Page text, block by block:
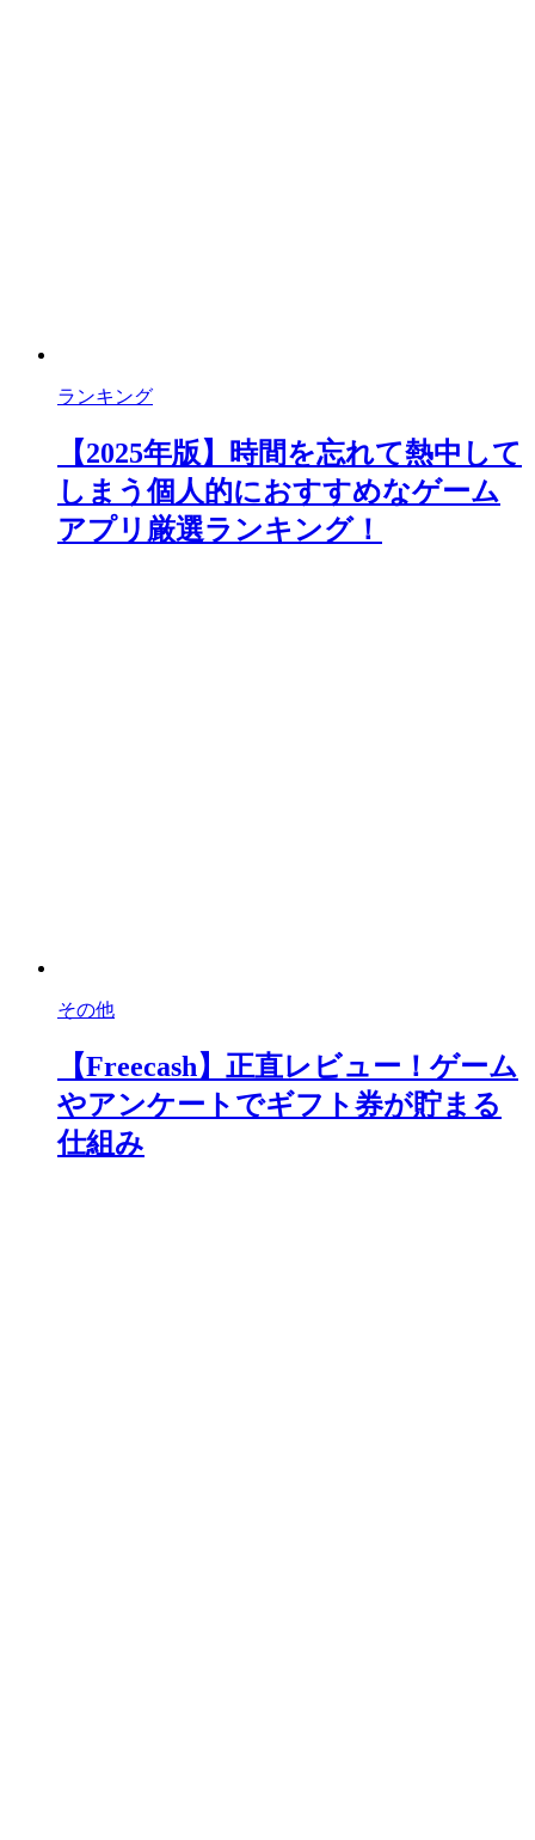
ランキング
【2025年版】時間を忘れて熱中して
しまう個人的におすすめなゲーム
アプリ厳選ランキング！
その他
【Freecash】正直レビュー！ゲーム
やアンケートでギフト券が貯まる
仕組み